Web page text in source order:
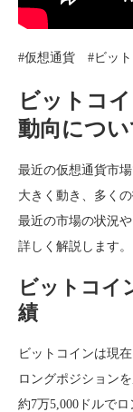
#仮想通貨​ #ビッ
ビットコ
動向につい
最近の仮想通貨市
大きく動き、多く
最近の市場の状況
詳しく解説します。
ビットコイ
績
ビットコインは現
ロングポジション
約7万5,000ドルで